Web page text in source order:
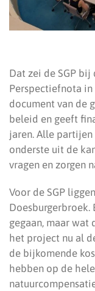
Dat zei de SGP
Perspectiefnota in
document van de
beleid en geeft
jaren. Alle
onderste uit de
vragen en zorgen
Voor de SGP
Doesburgerbroek.
gegaan, maar
het project nu al
de bijkomende
hebben op de